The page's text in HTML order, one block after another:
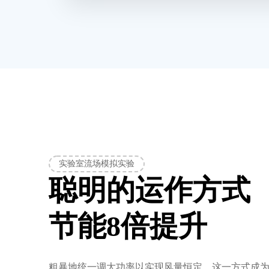
实验室流场模拟实验
聪明的运作方式
节能8倍提升
粗暴地统一调大功率以实现风量恒定，这一方式成